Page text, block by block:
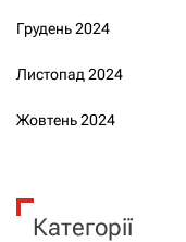
Грудень 2024
Листопад 2024
Жовтень 2024
Категорії